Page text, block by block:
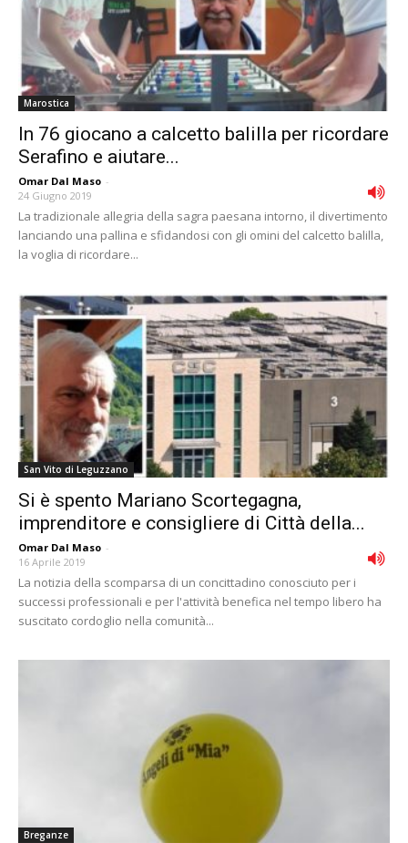
Marostica
In 76 giocano a calcetto balilla per ricordare
Serafino e aiutare...
Omar Dal Maso -
24 Giugno 2019
La tradizionale allegria della sagra paesana intorno, il divertimento
lanciando una pallina e sfidandosi con gli omini del calcetto balilla,
la voglia di ricordare...
San Vito di Leguzzano
Si è spento Mariano Scortegagna,
imprenditore e consigliere di Città della...
Omar Dal Maso -
16 Aprile 2019
La notizia della scomparsa di un concittadino conosciuto per i
successi professionali e per l'attività benefica nel tempo libero ha
suscitato cordoglio nella comunità...
Breganze